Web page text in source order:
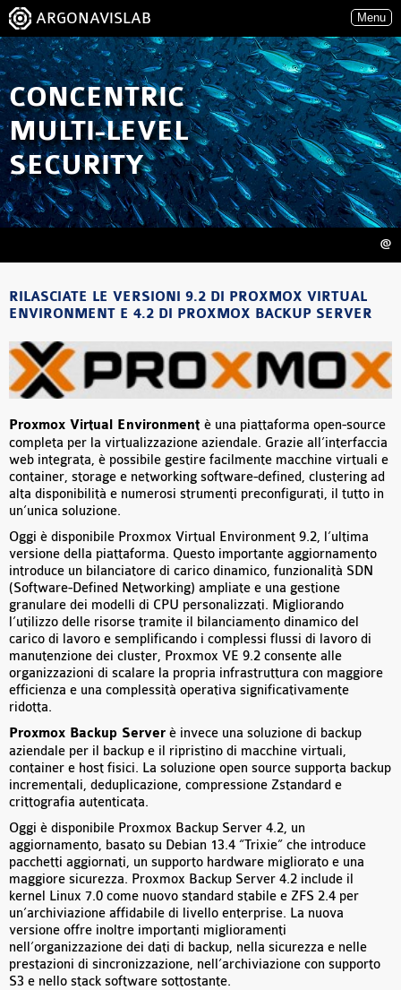
ARGONAVISLAB Menu
CONCENTRIC
MULTI-LEVEL
SECURITY
@
RILASCIATE LE VERSIONI 9.2 DI PROXMOX VIRTUAL
ENVIRONMENT E 4.2 DI PROXMOX BACKUP SERVER
Proxmox Virtual Environment è una piattaforma open-source
completa per la virtualizzazione aziendale. Grazie all’interfaccia
web integrata, è possibile gestire facilmente macchine virtuali e
container, storage e networking software-defined, clustering ad
alta disponibilità e numerosi strumenti preconfigurati, il tutto in
un’unica soluzione.
Oggi è disponibile Proxmox Virtual Environment 9.2, l’ultima
versione della piattaforma. Questo importante aggiornamento
introduce un bilanciatore di carico dinamico, funzionalità SDN
(Software-Defined Networking) ampliate e una gestione
granulare dei modelli di CPU personalizzati. Migliorando
l’utilizzo delle risorse tramite il bilanciamento dinamico del
carico di lavoro e semplificando i complessi flussi di lavoro di
manutenzione dei cluster, Proxmox VE 9.2 consente alle
organizzazioni di scalare la propria infrastruttura con maggiore
efficienza e una complessità operativa significativamente
ridotta.
Proxmox Backup Server è invece una soluzione di backup
aziendale per il backup e il ripristino di macchine virtuali,
container e host fisici. La soluzione open source supporta backup
incrementali, deduplicazione, compressione Zstandard e
crittografia autenticata.
Oggi è disponibile Proxmox Backup Server 4.2, un
aggiornamento, basato su Debian 13.4 “Trixie” che introduce
pacchetti aggiornati, un supporto hardware migliorato e una
maggiore sicurezza. Proxmox Backup Server 4.2 include il
kernel Linux 7.0 come nuovo standard stabile e ZFS 2.4 per
un’archiviazione affidabile di livello enterprise. La nuova
versione offre inoltre importanti miglioramenti
nell’organizzazione dei dati di backup, nella sicurezza e nelle
prestazioni di sincronizzazione, nell’archiviazione con supporto
S3 e nello stack software sottostante.